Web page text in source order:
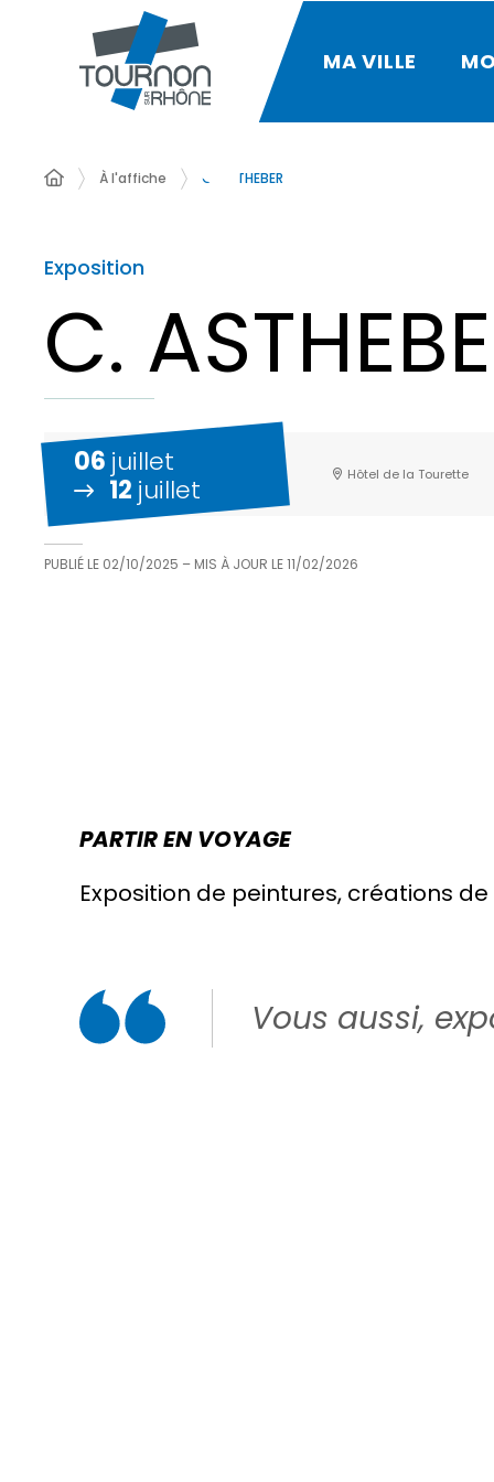
MA VILLE
À l'affiche C. ASTHEBER
Exposition
C.
06 juillet
12 juillet Hôtel de la Tourette
PUBLIÉ LE 02/10/2025 – MIS À JOUR LE11/02/2026
PARTIR EN VOYAGE
Exposition de peintures, créations
Vous aussi,